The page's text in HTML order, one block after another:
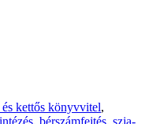
és kettős könyvvitel,